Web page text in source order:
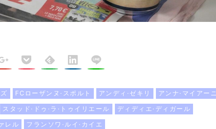
FCローザンヌ·スポルト アンディ·ゼキリ
アンナ·マイアーニ
スタッド·ドゥ·ラ·トゥイリエール
ディディエ·ディガール
レル
フランソワ·ルイ·カイエ